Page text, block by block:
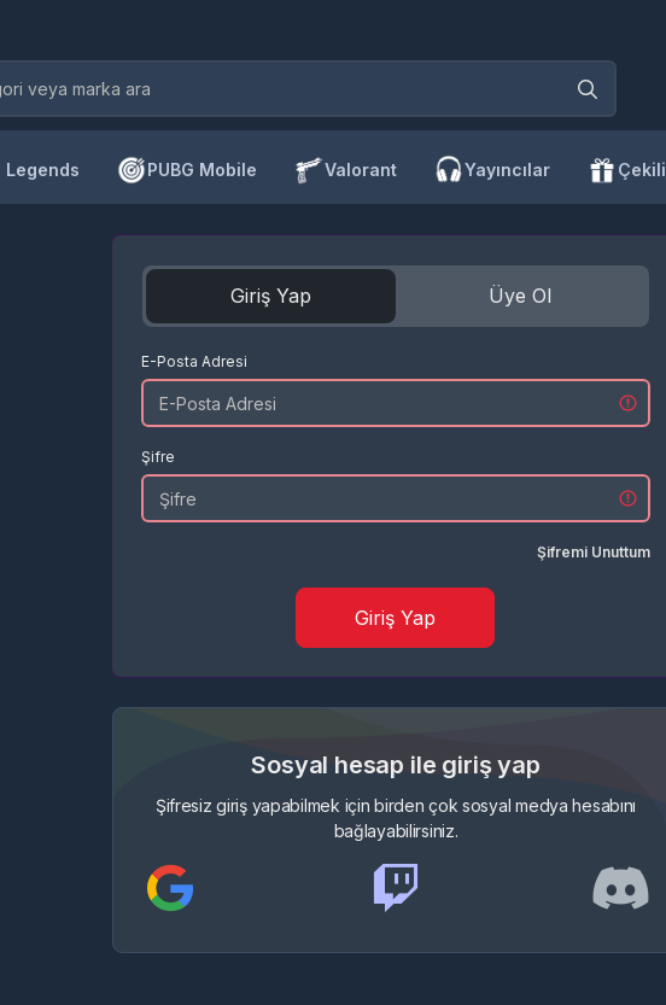
Legends PUBG Mobile Valorant Yayıncılar
Giriş Yap Üye Ol
E-Posta Adresi
Şifre
Şifremi Unuttum
Giriş Yap
Sosyal hesap ile giriş yap
Şifresiz giriş yapabilmek için birden çok sosyal medya hesabını
bağlayabilirsiniz.